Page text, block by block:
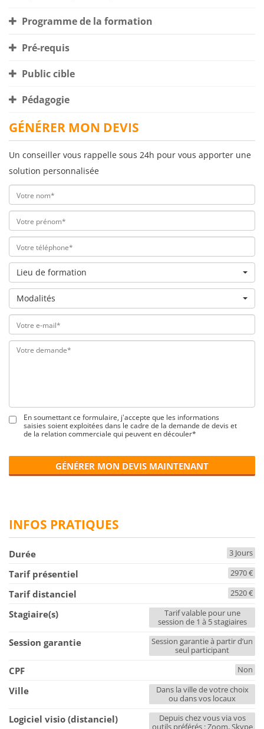
Programme de la formation
Pré-requis
Public cible
Pédagogie
GÉNÉRER MON DEVIS
Un conseiller vous rappelle sous 24h pour vous apporter une
solution personnalisée
Lieu de formation
Modalités
En soumettant ce formulaire, j'accepte que les informations
saisies soient exploitées dans le cadre de la demande de devis et
de la relation commerciale qui peuvent en découler*
GÉNÉRER MON DEVIS MAINTENANT
INFOS PRATIQUES
Durée 3 Jours
Tarif présentiel 2970 €
Tarif distanciel 2520 €
Stagiaire(s)
Tarif valable pour une
session de 1 à 5 stagiaires
Session garantie
Session garantie à partir d’un
seul participant
CPF Non
Ville
Dans la ville de votre choix
ou dans vos locaux
Logiciel visio (distanciel)
Depuis chez vous via vos
outils préférés : Zoom, Skype